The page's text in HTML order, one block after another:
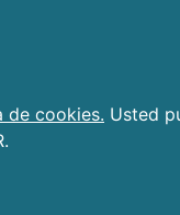
de cookies. Usted